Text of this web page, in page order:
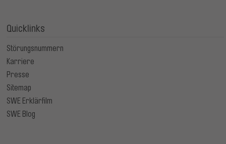
Quicklinks
Störungsnummern
Karriere
Presse
Sitemap
SWE Erklärfilm
SWE Blog